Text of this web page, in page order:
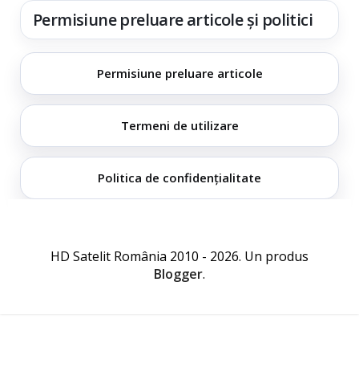
Permisiune preluare articole și politici
Permisiune preluare articole
Termeni de utilizare
Politica de confidențialitate
HD Satelit România 2010 - 2026. Un produs
Blogger.